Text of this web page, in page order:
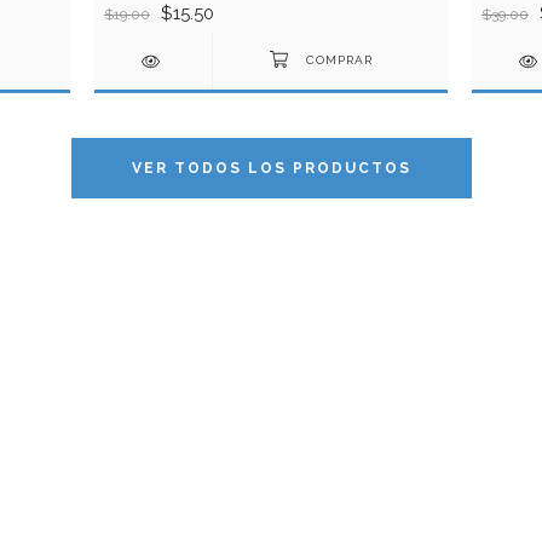
$19.00 $15.50
$39.00
VER TODOS LOS PRODUCTOS